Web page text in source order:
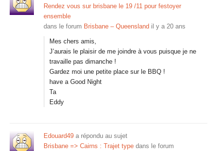
Rendez vous sur brisbane le 19 /11 pour festoyer
ensemble
dans le forum Brisbane – Queensland il y a 20 ans
Mes chers amis,
J’aurais le plaisir de me joindre à vous puisque je ne
travaille pas dimanche !
Gardez moi une petite place sur le BBQ !
have a Good Night
Ta
Eddy
Edouard49 a répondu au sujet
Brisbane => Cairns : Trajet type dans le forum